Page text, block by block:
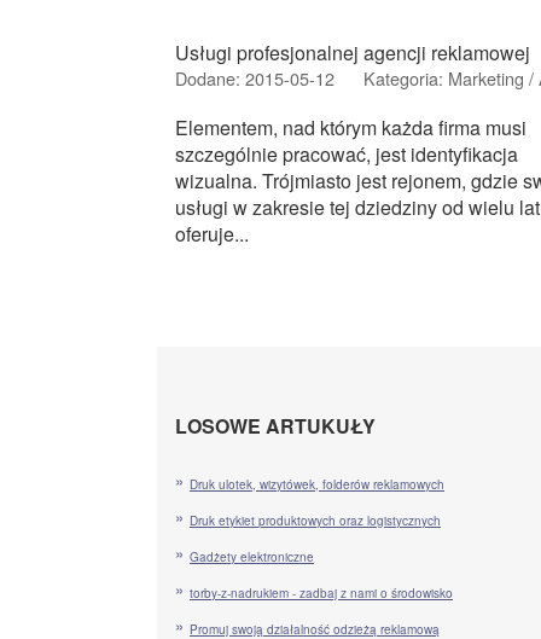
Usługi profesjonalnej agencji reklamowej
Dodane: 2015-05-12 Kategoria: Marketing
Elementem, nad którym każda firma musi
szczególnie pracować, jest identyfikacja
wizualna. Trójmiasto jest rejonem, gdzie
usługi w zakresie tej dziedziny od wielu lat
oferuje...
LOSOWE ARTUKUŁY
Druk ulotek, wizytówek, folderów reklamowych
Druk etykiet produktowych oraz logistycznych
Gadżety elektroniczne
torby-z-nadrukiem - zadbaj z nami o środowisko
Promuj swoją działalność odzieżą reklamową